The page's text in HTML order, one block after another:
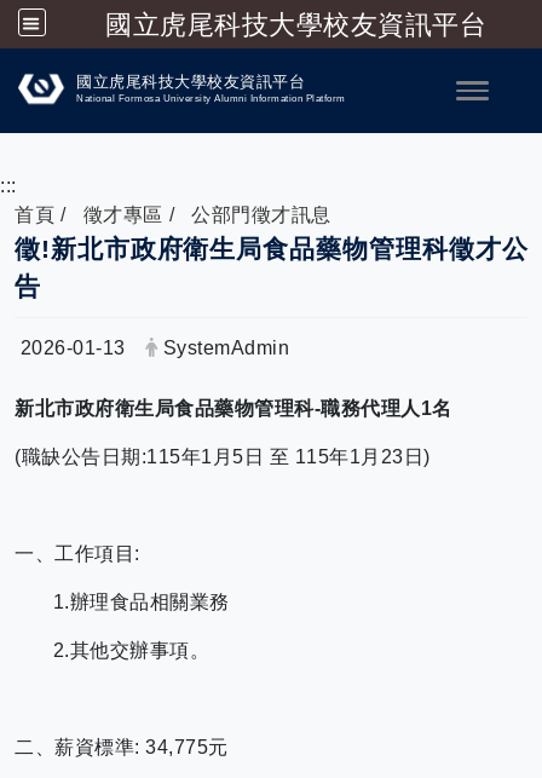
國立虎尾科技大學校友資訊平台
跳到主要內容
國立虎尾科技大學校友資訊平台
National Formosa University Alumni Information Platform
:::
首頁
徵才專區 公部門徵才訊息
徵!新北市政府衛生局食品藥物管理科徵才公
告
日期：
2026-01-13 發布者：
SystemAdmin
新北市政府衛生局食品藥物管理科-職務代理人1名
(職缺公告日期:115年1月5日 至 115年1月23日)
一、工作項目:
1.辦理食品相關業務
2.其他交辦事項。
二、薪資標準: 34,775元